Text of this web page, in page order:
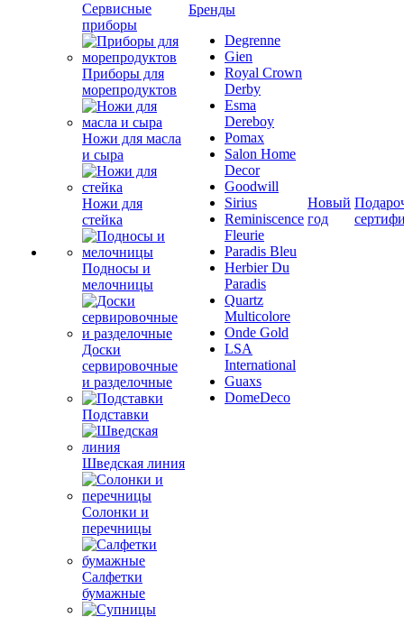
Сервисные
приборы
Приборы для
морепродуктов
Ножи для масла
и сыра
Ножи для
стейка
Подносы и
мелочницы
Доски
сервировочные
и разделочные
Подставки
Шведская линия
Солонки и
перечницы
Салфетки
бумажные
Бренды
Degrenne
Gien
Royal Crown
Derby
Esma
Dereboy
Pomax
Salon Home
Decor
Goodwill
Sirius
Reminiscence
Fleurie
Paradis Bleu
Herbier Du
Paradis
Quartz
Multicolore
Onde Gold
LSA
International
Guaxs
DomeDeco
Новый
год